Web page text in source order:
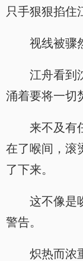
只手狠狠掐住
视线被骤
江舟看到
涌着要将一切
来不及有
在了喉间，滚
了下来。
这不像是
警告。
炽热而浓